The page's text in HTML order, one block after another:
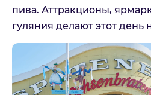
пива. Аттракционы,
гуляния делают этот